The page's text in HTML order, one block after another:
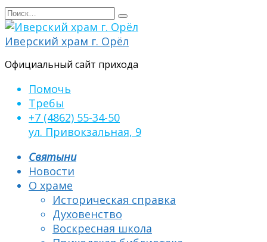
Перейти
к
содержанию
Search
for:
Иверский храм г. Орёл
Официальный сайт прихода
Помочь
Требы
+7 (4862) 55-34-50
ул. Привокзальная, 9
Святыни
Новости
О храме
Историческая справка
Духовенство
Воскресная школа